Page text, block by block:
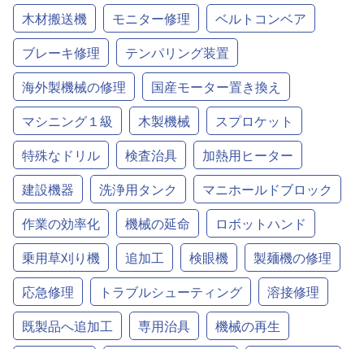
木材搬送機
モニター修理
ベルトコンベア
ブレーキ修理
テンパリング装置
海外製機械の修理
国産モーター置き換え
マシニング１級
木製機械
スプロケット
特殊なドリル
検査治具
加熱用ヒーター
建設機器
洗浄用タンク
マニホールドブロック
作業の効率化
機械の延命
ロボットハンド
乗用草刈り機
追加工 検眼機
製麺機の修理
応急修理
トラブルシューティング
溶接修理
既製品へ追加工
専用治具
機械の再生